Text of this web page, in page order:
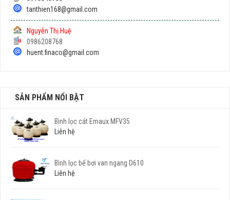
tanthien168@gmail.com
Nguyễn Thị Huệ
0986208768
huent.finaco@gmail.com
SẢN PHẨM NỔI BẬT
Bình lọc cát Emaux MFV35
Liên hệ
Bình lọc bể bơi van ngang D610
Liên hệ